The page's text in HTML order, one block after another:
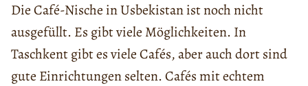
Die Café-Nische in Usbekistan ist noch nicht
ausgefüllt. Es gibt viele Möglichkeiten. In
Taschkent gibt es viele Cafés, aber auch dort sind
gute Einrichtungen selten. Cafés mit echtem